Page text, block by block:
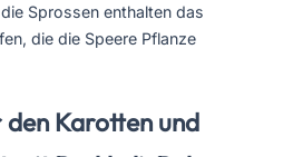
Sprossen enthalten das
die die Speere Pflanze
Karotten und